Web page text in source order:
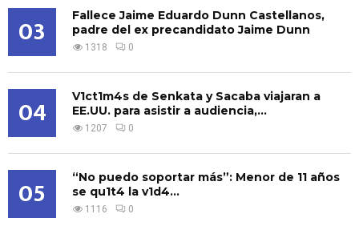
03
Fallece Jaime Eduardo Dunn Castellanos,
padre del ex precandidato Jaime Dunn
1318 0
04
V1ct1m4s de Senkata y Sacaba viajaran a
EE.UU. para asistir a audiencia,...
1207 0
05
“No puedo soportar más”: Menor de 11 años
se qu1t4 la v1d4...
1116 0